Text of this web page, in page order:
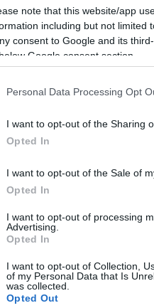
note that this website/app
including but not limited
consent to Google and its
Google consent section.
Personal Data Processing Opt
I want to opt-out of the Sharing
Opted In
I want to opt-out of the Sale of
Opted In
I want to opt-out of processing
Advertising.
Opted In
I want to opt-out of Collection,
of my Personal Data that Is
was collected.
Opted Out